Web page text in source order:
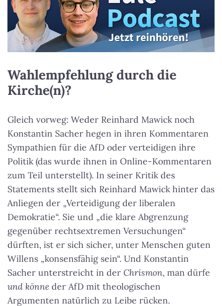
Wahlempfehlung durch die
Kirche(n)?
Gleich vorweg: Weder Reinhard Mawick noch
Konstantin Sacher hegen in ihren Kommentaren
Sympathien für die AfD oder verteidigen ihre
Politik (das wurde ihnen in Online-Kommentaren
zum Teil unterstellt). In seiner Kritik des
Statements stellt sich Reinhard Mawick hinter das
Anliegen der „Verteidigung der liberalen
Demokratie“. Sie und „die klare Abgrenzung
gegenüber rechtsextremen Versuchungen“
dürften, ist er sich sicher, unter Menschen guten
Willens „konsensfähig sein“. Und Konstantin
Sacher unterstreicht in der Chrismon, man dürfe
und könne der AfD mit theologischen
Argumenten natürlich zu Leibe rücken.